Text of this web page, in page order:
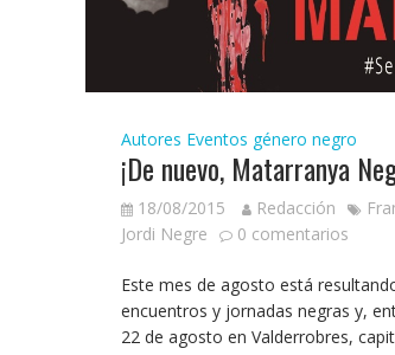
Autores Eventos género negro
¡De nuevo, Matarranya
18/08/2015 Redacción
Jordi Negre
0 comentarios
Este mes de agosto está
encuentros y jornadas negras y,
22 de agosto en Valderrobres,